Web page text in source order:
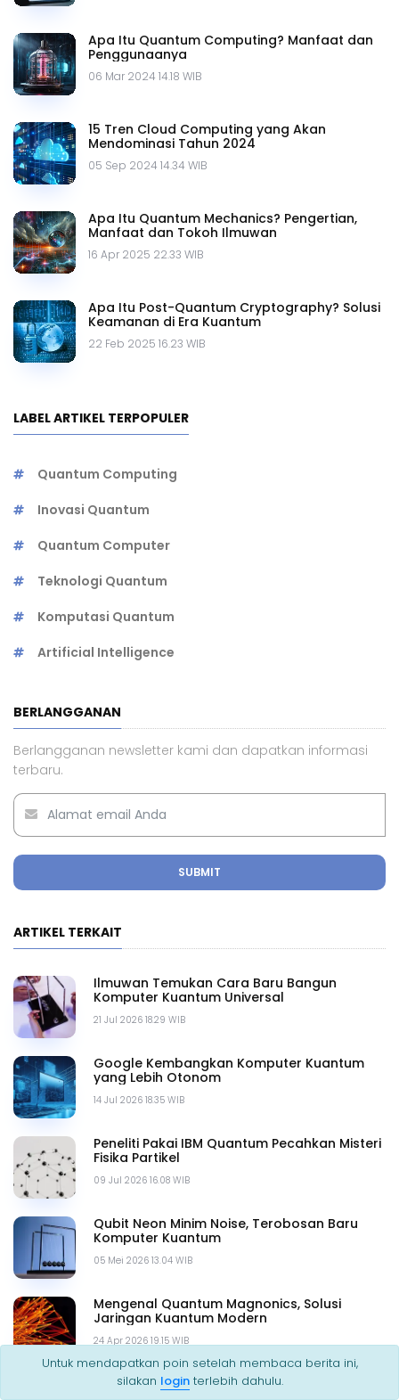
Apa Itu Quantum Computing? Manfaat dan
Penggunaanya
06 Mar 2024 14.18 WIB
15 Tren Cloud Computing yang Akan
Mendominasi Tahun 2024
05 Sep 2024 14.34 WIB
Apa Itu Quantum Mechanics? Pengertian,
Manfaat dan Tokoh Ilmuwan
16 Apr 2025 22.33 WIB
Apa Itu Post-Quantum Cryptography? Solusi
Keamanan di Era Kuantum
22 Feb 2025 16.23 WIB
LABEL ARTIKEL TERPOPULER
Quantum Computing
Inovasi Quantum
Quantum Computer
Teknologi Quantum
Komputasi Quantum
Artificial Intelligence
BERLANGGANAN
Berlangganan newsletter kami dan dapatkan informasi
terbaru.
SUBMIT
ARTIKEL TERKAIT
21 Jul 2026 18.29 WIB
Ilmuwan Temukan Cara Baru Bangun
Komputer Kuantum Universal
14 Jul 2026 18.35 WIB
Google Kembangkan Komputer Kuantum
yang Lebih Otonom
09 Jul 2026 16.08 WIB
Peneliti Pakai IBM Quantum Pecahkan Misteri
Fisika Partikel
05 Mei 2026 13.04 WIB
Qubit Neon Minim Noise, Terobosan Baru
Komputer Kuantum
24 Apr 2026 19.15 WIB
Mengenal Quantum Magnonics, Solusi
Jaringan Kuantum Modern
Quantum Telepathy, Cara Baru Sistem
Untuk mendapatkan poin setelah membaca berita ini,
silakan loginterlebih dahulu.